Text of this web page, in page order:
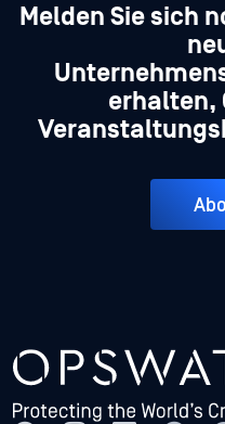
Melden Sie sich
erhalten,